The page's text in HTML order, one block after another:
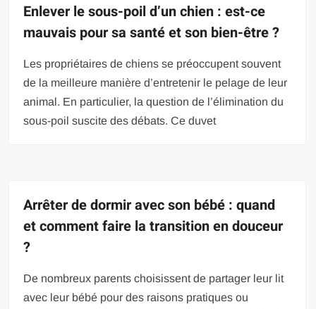
Enlever le sous-poil d’un chien : est-ce
mauvais pour sa santé et son bien-être ?
Les propriétaires de chiens se préoccupent souvent
de la meilleure manière d’entretenir le pelage de leur
animal. En particulier, la question de l’élimination du
sous-poil suscite des débats. Ce duvet
Arrêter de dormir avec son bébé : quand
et comment faire la transition en douceur
?
De nombreux parents choisissent de partager leur lit
avec leur bébé pour des raisons pratiques ou